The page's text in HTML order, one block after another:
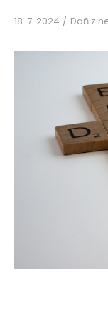
18. 7. 2024 Daň z